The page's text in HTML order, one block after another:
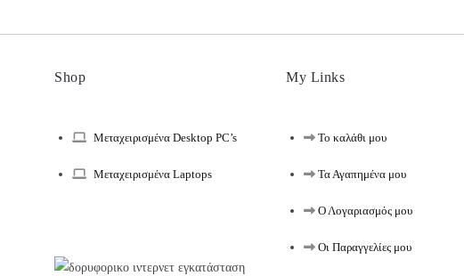
Shop
Μεταχειρισμένα Desktop PC’s
Μεταχειρισμένα Laptops
My Links
Το καλάθι μου
Τα Αγαπημένα μου
Ο Λογαριασμός μου
Οι Παραγγελίες μου